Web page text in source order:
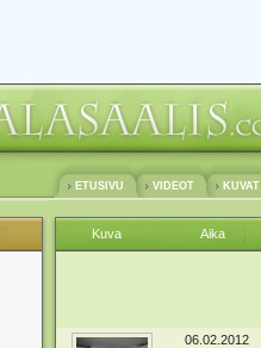
ETUSIVU VIDEOT KUVAT
Kuva Aika
06.02.2012